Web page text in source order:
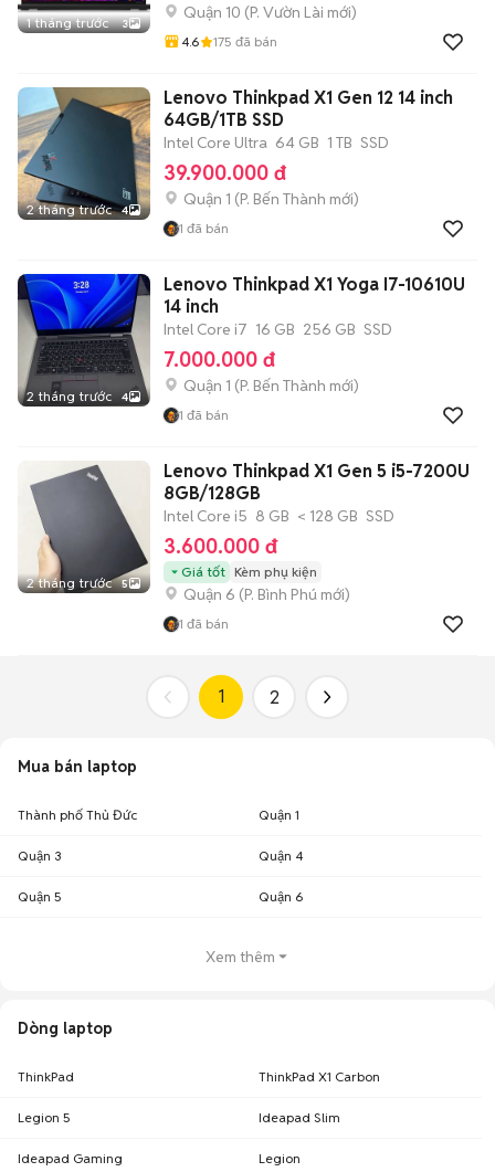
1 tháng trước 3
Quận 10 (P. Vườn Lài mới)
4.6 175 đã bán
2 tháng trước 4
Lenovo Thinkpad X1 Gen 12 14 inch
64GB/1TB SSD
Intel Core Ultra 64 GB 1 TB SSD
39.900.000 đ
Quận 1 (P. Bến Thành mới)
1 đã bán
2 tháng trước 4
Lenovo Thinkpad X1 Yoga I7-10610U
14 inch
Intel Core i7 16 GB 256 GB SSD
7.000.000 đ
Quận 1 (P. Bến Thành mới)
1 đã bán
2 tháng trước 5
Lenovo Thinkpad X1 Gen 5 i5-7200U
8GB/128GB
Intel Core i5 8 GB < 128 GB SSD
3.600.000 đ
Giá tốt Kèm phụ kiện
Quận 6 (P. Bình Phú mới)
1 đã bán
1 2
Mua bán laptop
Thành phố Thủ Đức Quận 1
Quận 3 Quận 4
Quận 5 Quận 6
Xem thêm
Dòng laptop
ThinkPad ThinkPad X1 Carbon
Legion 5 Ideapad Slim
Ideapad Gaming Legion